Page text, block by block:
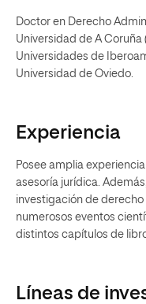
Doctor en Derecho
Universidad de A
Universidades de
Universidad de Oviedo.
Experiencia
Posee amplia
asesoría jurídica.
investigación de
numerosos eventos
distintos capítulos de
Líneas de